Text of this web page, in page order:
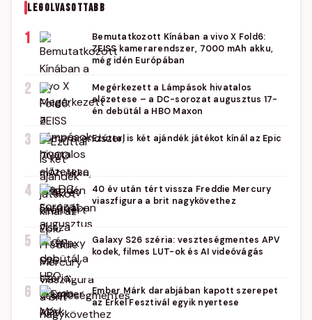
LEGOLVASOTTABB
1
Bemutatkozott Kínában a vivo X Fold6:
ZEISS kamerarendszer, 7000 mAh akku,
még idén Európában
2
Megérkezett a Lámpások hivatalos
előzetese – a DC-sorozat augusztus 17-
én debütál a HBO Maxon
3 Ezúttal is két ajándék játékot kínál az Epic
4
40 év után tért vissza Freddie Mercury
viaszfigura a brit nagykövethez
5
Galaxy S26 széria: veszteségmentes APV
kodek, filmes LUT-ok és AI videóvágás
6
Ember Márk darabjában kapott szerepet
az Erkel Fesztivál egyik nyertese